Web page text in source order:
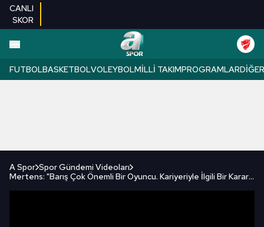
CANLI
SKOR
FUTBOLBASKETBOLVOLEYBOLMILLI TAKIMPROGRAMLARDIĞER
A Spor Spor Gündemi Videoları
Mertens: "Barış Çok Önemli Bir Oyuncu. Kariyeriyle İlgili Bir Karar Vermesi Gerektiğini Düşünüyorum"